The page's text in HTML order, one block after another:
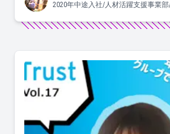
2020年中途入社/人材活躍支援事業部